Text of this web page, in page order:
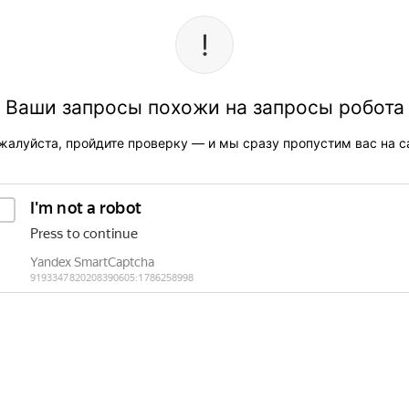
Ваши запросы похожи на запросы робота
пройдите проверку — и мы сразу пропустим вас на